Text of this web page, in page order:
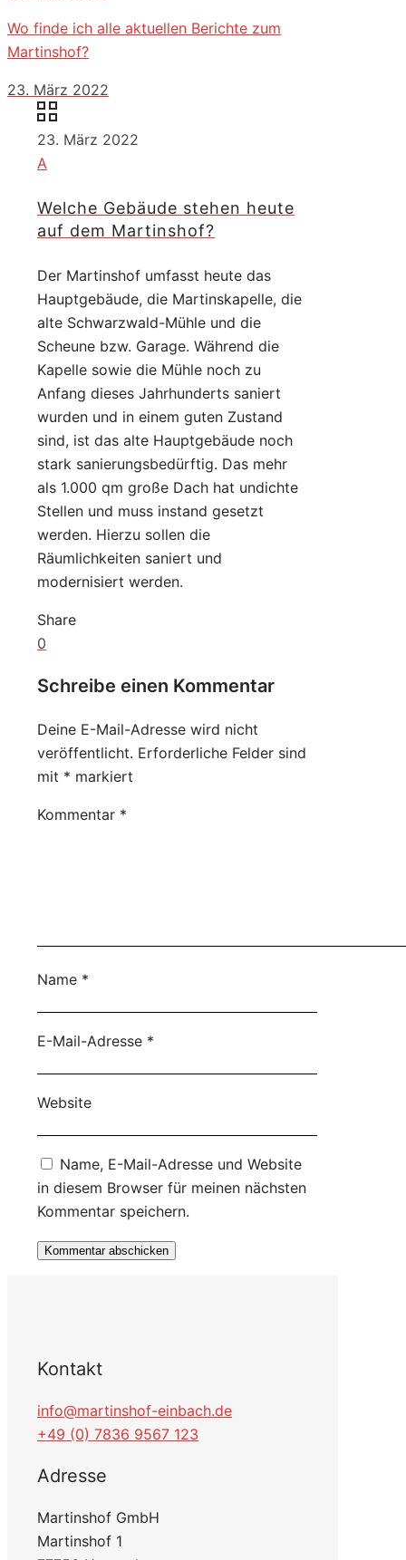
Wo finde ich alle aktuellen Berichte zum
Martinshof?
23. März 2022
23. März 2022
A
Welche Gebäude stehen heute
auf dem Martinshof?
Der Martinshof umfasst heute das
Hauptgebäude, die Martinskapelle, die
alte Schwarzwald-Mühle und die
Scheune bzw. Garage. Während die
Kapelle sowie die Mühle noch zu
Anfang dieses Jahrhunderts saniert
wurden und in einem guten Zustand
sind, ist das alte Hauptgebäude noch
stark sanierungsbedürftig. Das mehr
als 1.000 qm große Dach hat undichte
Stellen und muss instand gesetzt
werden. Hierzu sollen die
Räumlichkeiten saniert und
modernisiert werden.
Share
0
Schreibe einen Kommentar
Deine E-Mail-Adresse wird nicht
veröffentlicht. Erforderliche Felder sind
mit * markiert
Kommentar *
Name *
E-Mail-Adresse *
Website
Name, E-Mail-Adresse und Website
in diesem Browser für meinen nächsten
Kommentar speichern.
Kontakt
info@martinshof-einbach.de
+49 (0) 7836 9567 123
Adresse
Martinshof GmbH
Martinshof 1